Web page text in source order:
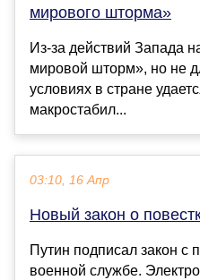
мирового шторма»
Из-за действий Запада
мировой шторм», но не
условиях в стране
макростабил...
03:10, 16 Апр
Новый закон о
Путин подписал закон с
военной службе.